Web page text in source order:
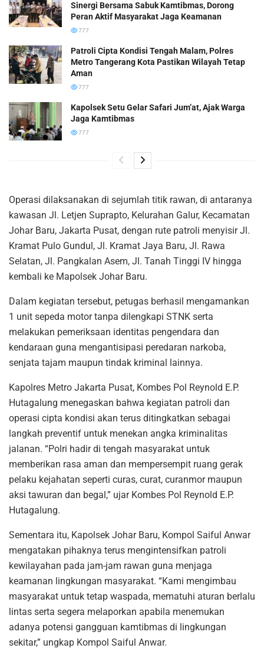
Sinergi Bersama Sabuk Kamtibmas, Dorong
Peran Aktif Masyarakat Jaga Keamanan
777
Patroli Cipta Kondisi Tengah Malam, Polres
Metro Tangerang Kota Pastikan Wilayah Tetap
Aman
777
Kapolsek Setu Gelar Safari Jum’at, Ajak Warga
Jaga Kamtibmas
777
Operasi dilaksanakan di sejumlah titik rawan, di antaranya
kawasan Jl. Letjen Suprapto, Kelurahan Galur, Kecamatan
Johar Baru, Jakarta Pusat, dengan rute patroli menyisir Jl.
Kramat Pulo Gundul, Jl. Kramat Jaya Baru, Jl. Rawa
Selatan, Jl. Pangkalan Asem, Jl. Tanah Tinggi IV hingga
kembali ke Mapolsek Johar Baru.
Dalam kegiatan tersebut, petugas berhasil mengamankan
1 unit sepeda motor tanpa dilengkapi STNK serta
melakukan pemeriksaan identitas pengendara dan
kendaraan guna mengantisipasi peredaran narkoba,
senjata tajam maupun tindak kriminal lainnya.
Kapolres Metro Jakarta Pusat, Kombes Pol Reynold E.P.
Hutagalung menegaskan bahwa kegiatan patroli dan
operasi cipta kondisi akan terus ditingkatkan sebagai
langkah preventif untuk menekan angka kriminalitas
jalanan. “Polri hadir di tengah masyarakat untuk
memberikan rasa aman dan mempersempit ruang gerak
pelaku kejahatan seperti curas, curat, curanmor maupun
aksi tawuran dan begal,” ujar Kombes Pol Reynold E.P.
Hutagalung.
Sementara itu, Kapolsek Johar Baru, Kompol Saiful Anwar
mengatakan pihaknya terus mengintensifkan patroli
kewilayahan pada jam-jam rawan guna menjaga
keamanan lingkungan masyarakat. “Kami mengimbau
masyarakat untuk tetap waspada, mematuhi aturan berlalu
lintas serta segera melaporkan apabila menemukan
adanya potensi gangguan kamtibmas di lingkungan
sekitar,” ungkap Kompol Saiful Anwar.